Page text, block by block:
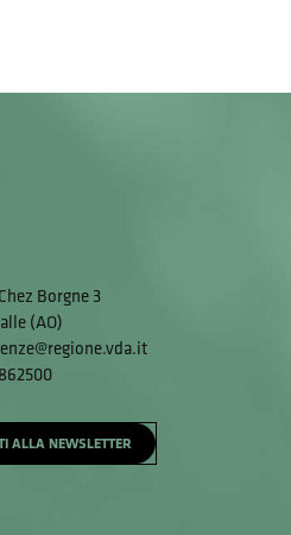
Borgne 3
(AO)
ALLA NEWSLETTER